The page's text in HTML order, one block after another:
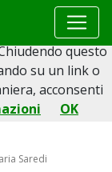
Saredi
utilizzati si
ed utili
questo
su un link o
acconsenti
OK